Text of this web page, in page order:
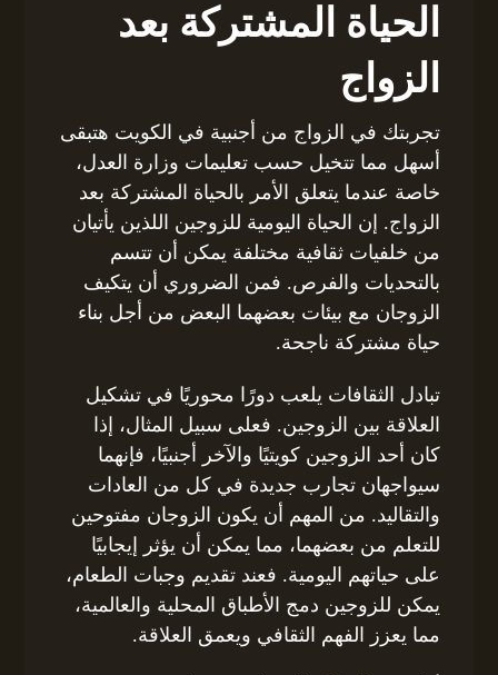
الحياة المشتركة بعد
الزواج
تجربتك في الزواج من أجنبية في الكويت هتبقى
أسهل مما تتخيل حسب تعليمات وزارة العدل،
خاصة عندما يتعلق الأمر بالحياة المشتركة بعد
الزواج. إن الحياة اليومية للزوجين اللذين يأتيان
من خلفيات ثقافية مختلفة يمكن أن تتسم
بالتحديات والفرص. فمن الضروري أن يتكيف
الزوجان مع بيئات بعضهما البعض من أجل بناء
حياة مشتركة ناجحة.
تبادل الثقافات يلعب دورًا محوريًا في تشكيل
العلاقة بين الزوجين. فعلى سبيل المثال، إذا
كان أحد الزوجين كويتيًا والآخر أجنبيًا، فإنهما
سيواجهان تجارب جديدة في كل من العادات
والتقاليد. من المهم أن يكون الزوجان مفتوحين
للتعلم من بعضهما، مما يمكن أن يؤثر إيجابيًا
على حياتهم اليومية. فعند تقديم وجبات الطعام،
يمكن للزوجين دمج الأطباق المحلية والعالمية،
مما يعزز الفهم الثقافي ويعمق العلاقة.